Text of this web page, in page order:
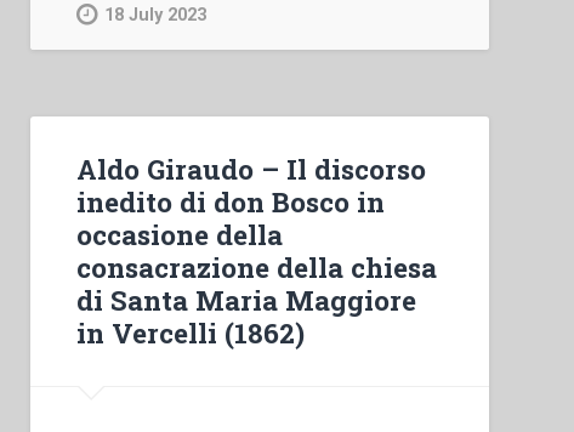
18 July 2023
Aldo Giraudo – Il discorso
inedito di don Bosco in
occasione della
consacrazione della chiesa
di Santa Maria Maggiore
in Vercelli (1862)